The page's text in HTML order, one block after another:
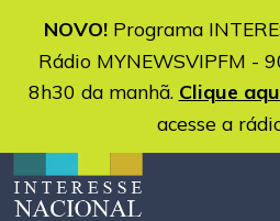
NOVO!Programa
Rádio MYNEWSVIPFM -
8h30 da manhã. Clique
acesse a